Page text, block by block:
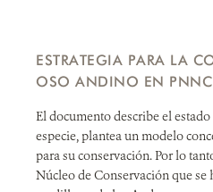
LÍNEAS DE
WCS
ESTRATEGIA PARA LA
OSO ANDINO EN
El documento describe el
especie, plantea un modelo
para su conservación. Por lo
Núcleo de Conservación que se